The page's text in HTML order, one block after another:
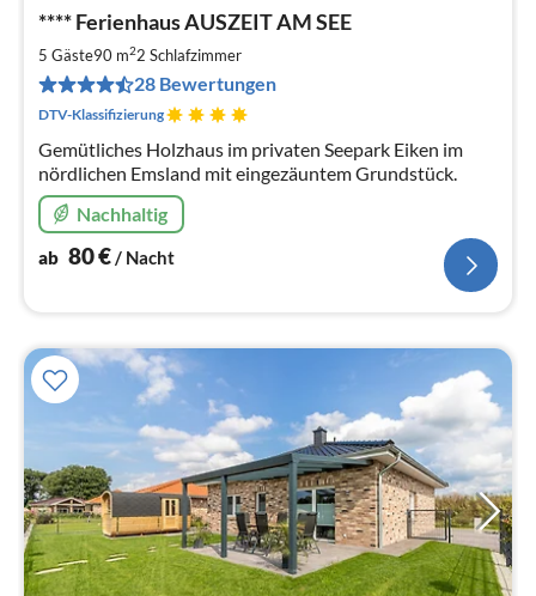
**** Ferienhaus AUSZEIT AM SEE
5 Gäste90 m22 Schlafzimmer
28 Bewertungen
DTV-Klassifizierung
Gemütliches Holzhaus im privaten Seepark Eiken im
nördlichen Emsland mit eingezäuntem Grundstück.
Nachhaltig
ab 80€/ Nacht